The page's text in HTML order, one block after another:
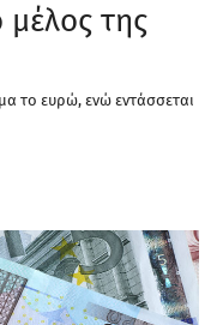
μέλος της
το ευρώ, ενώ εντάσσεται